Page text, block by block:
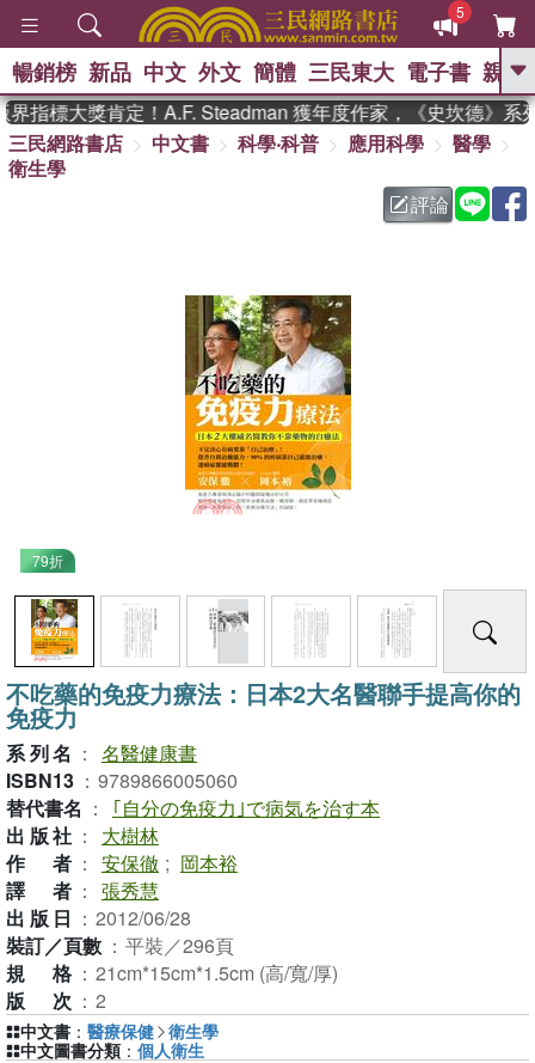
5
GO
熱搜： 東野圭吾 、 高希均教授回憶錄
方念華 、 台灣的
數學女孩：黎曼猜想
暢銷榜 新品 中文 外文 簡體 三民東大 電子書 親子
指標大獎肯定！A.F. Steadman 獲年度作家，《史坎德》系列
三民網路書店
中文書 科學‧科普 應用科學
醫學
衛生學
評論
79折
不吃藥的免疫力療法：日本2大名醫聯手提高你的
免疫力
系列名 ： 名醫健康書
ISBN13 ： 9789866005060
替代書名 ：
｢自分の免疫力｣で病気を治す本
出版社 ：
大樹林
作者 ： 安保徹 ; 岡本裕
譯者 ： 張秀慧
出版日 ： 2012/06/28
裝訂／頁數 ： 平裝／296頁
規格 ： 21cm*15cm*1.5cm (高/寬/厚)
版次 ： 2
中文書 ： 醫療保健 衛生學
中文圖書分類 ： 個人衛生